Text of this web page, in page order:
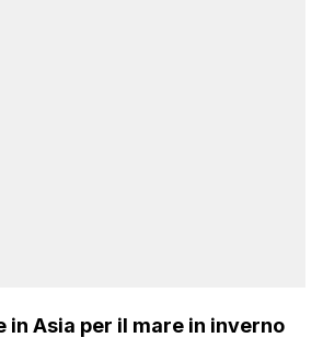
in Asia per il mare in inverno